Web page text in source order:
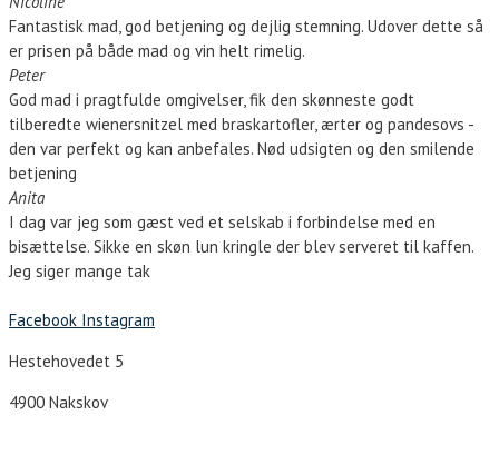
Fantastisk mad, god betjening og dejlig stemning. Udover dette så
er prisen på både mad og vin helt rimelig.
Peter
God mad i pragtfulde omgivelser, fik den skønneste godt
tilberedte wienersnitzel med braskartofler, ærter og pandesovs -
den var perfekt og kan anbefales. Nød udsigten og den smilende
betjening
Anita
I dag var jeg som gæst ved et selskab i forbindelse med en
bisættelse. Sikke en skøn lun kringle der blev serveret til kaffen.
Jeg siger mange tak
Facebook Instagram
Hestehovedet 5
4900 Nakskov